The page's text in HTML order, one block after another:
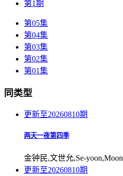
第1期
第05集
第04集
第03集
第02集
第01集
同类型
更新至20260810期
两天一夜第四季
金钟民,文世允,Se-
更新至20260810期